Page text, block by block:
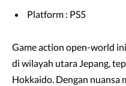
Platform : PS5
Game action open-world
di wilayah utara Jepang,
Hokkaido. Dengan nuansa